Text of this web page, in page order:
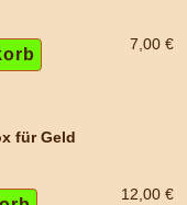
7,00 €
für Geld
12,00 €